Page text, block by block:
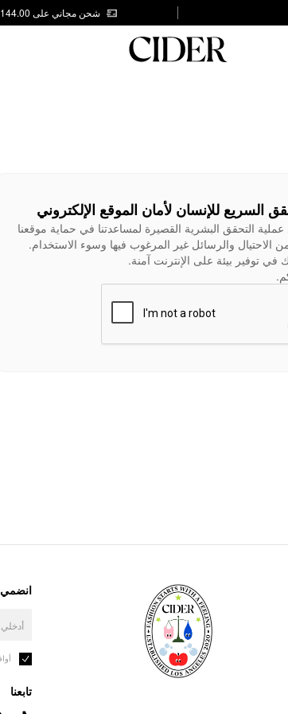
شحن مجاني على AED 144.00
السريع للإنسان لأمان الموقع الإلكتروني
التحقق البشرية القصيرة لمساعدتنا في حماية موقعنا
الاحتيال والرسائل غير المرغوب فيها وسوء الاستخدام.
في توفير بيئة على الإنترنت آمنة.
انضمي
تابعنا